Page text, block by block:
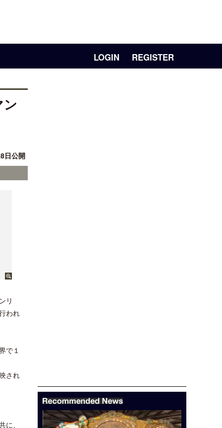
LOGIN REGISTER
日公開
リ
われ
で１
され
、